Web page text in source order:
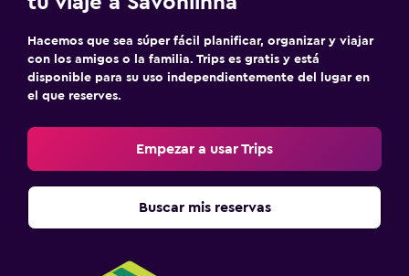
Sauna
Baño
Secador de pelo
Ducha
Hacemos que sea súper fácil planificar, organizar y viajar
con los amigos o la familia. Trips es gratis y está
disponible para su uso independientemente del lugar en
el que reserves.
Empezar a usar Trips
Buscar mis reservas